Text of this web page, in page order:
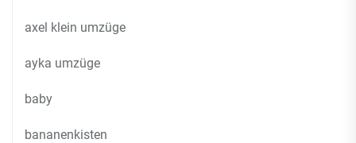
axel klein umzüge
ayka umzüge
baby
bananenkisten